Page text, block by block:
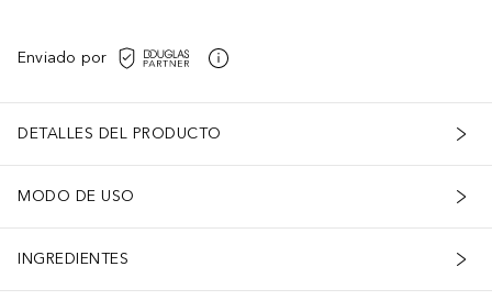
Enviado por
DETALLES DEL PRODUCTO
MODO DE USO
INGREDIENTES